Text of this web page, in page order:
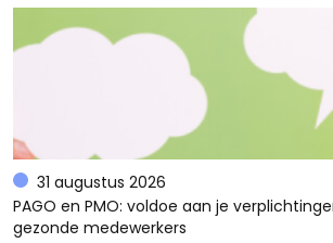
31 augustus 2026
PAGO en PMO: voldoe aan je
gezonde medewerkers